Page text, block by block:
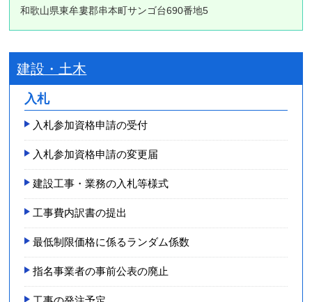
和歌山県東牟婁郡串本町サンゴ台690番地5
建設・土木
入札
入札参加資格申請の受付
入札参加資格申請の変更届
建設工事・業務の入札等様式
工事費内訳書の提出
最低制限価格に係るランダム係数
指名事業者の事前公表の廃止